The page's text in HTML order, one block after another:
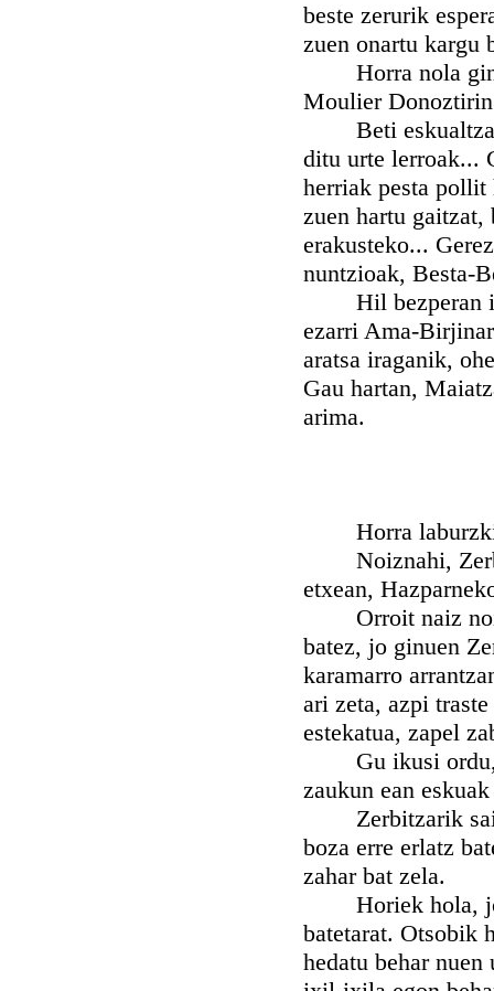
beste zerurik
zuen onartu kargu
Horra nola
Moulier
Beti
ditu urte lerroak...
herriak pesta
zuen hartu gaitzat,
erakusteko...
nuntzioak, Besta-
Hil bezperan
ezarri Ama-
aratsa iraganik,
Gau hartan,
arima.
Horra laburzki
Noiznahi,
etxean,
Orroit naiz
batez, jo ginuen
karamarro
ari zeta, azpi
estekatua, zapel
Gu ikusi ordu,
zaukun ean
Zerbitzarik
boza erre erlatz
zahar bat zela.
Horiek hola,
batetarat. Otsobik
hedatu behar